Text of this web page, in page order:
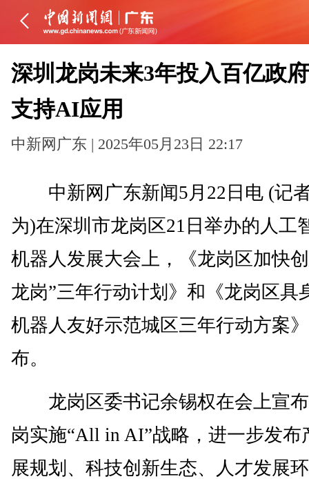
深圳龙岗未来3年投入百亿政
支持AI应用
中新网广东 | 2025年05月23日 22:17
中新网广东新闻5月22日电 (记
为)在深圳市龙岗区21日举办的人工
机器人发展大会上，《龙岗区加快
龙岗”三年行动计划》和《龙岗区具
机器人友好示范城区三年行动方案
布。
龙岗区委书记余锡权在会上宣
岗实施“All in AI”战略，进一步发布
展规划、科技创新生态、人才发展